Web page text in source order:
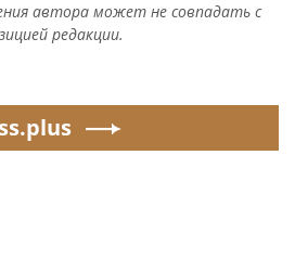
автора может не совпадать с
редакции.